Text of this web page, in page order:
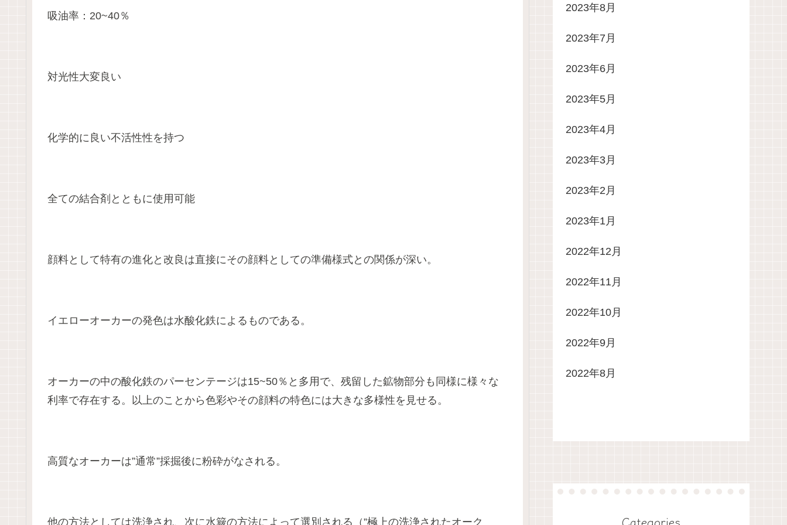
吸油率：20~40％
対光性大変良い
化学的に良い不活性性を持つ
全ての結合剤とともに使用可能
顔料として特有の進化と改良は直接にその顔料としての準備様式との関係が深い。
イエローオーカーの発色は水酸化鉄によるものである。
オーカーの中の酸化鉄のパーセンテージは15~50％と多用で、残留した鉱物部分も同様に様々な
利率で存在する。以上のことから色彩やその顔料の特色には大きな多様性を見せる。
高質なオーカーは”通常”採掘後に粉砕がなされる。
他の方法としては洗浄され、次に水簸の方法によって選別される（”極上の洗浄されたオーク
2023年8月
2023年7月
2023年6月
2023年5月
2023年4月
2023年3月
2023年2月
2023年1月
2022年12月
2022年11月
2022年10月
2022年9月
2022年8月